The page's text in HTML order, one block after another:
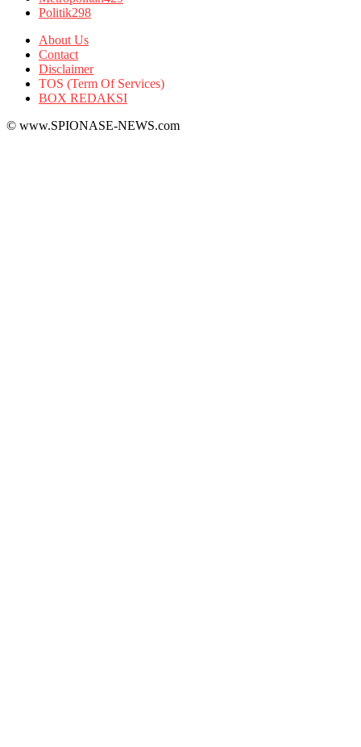
Politik298
About Us
Contact
Disclaimer
TOS (Term Of Services)
BOX REDAKSI
© www.SPIONASE-NEWS.com